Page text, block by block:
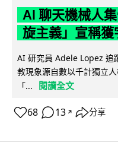
AI 聊天機械人
旋主義」宣稱
AI 研究員 Adele Lopez
教現象源自數以千計獨立
「...
閱讀全文
68 13 ↗ 分享